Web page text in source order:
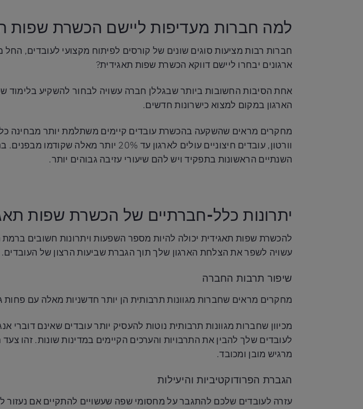
למה חברות מעדיפות ליישם הכשרת שפות
חברות רבות מציעות סוגים שונים של קורסים לפיתוח מקצועי לעובדים,
ארגונים יבחרו ליישם דווקא הכשרת שפות תאגידית?
אחת הסיבות החשובות ביותר שבגללן חברה עשויה לבחור להשקיע בלימוד
הארגון במקום למצוא כישרונות חדשים.
מחקרים מראים שהשקעה בהכשרת עובדים קיימים משתלמת יותר מבחינה
וורטון, עובדים חיצוניים עולים לארגון
השנתיים הראשונות בתפקיד ויש להם שיעורי עזיבה גבוהים יותר.
יתרונות כלל-חברתיים של הכשרת שפות
להכשרת שפות תאגידית יכולה להיות מספר השפעות ויתרונות חשובים
עשויה לשפר את הצלחת הארגון שלך תוך הגברת שביעות הרצון של העובדים.
שיפור תרבות החברה
מחקרים מראים שחברות מגוונות תרבותית הן יותר חדשניות מאלה עם פחות
מכיוון שחברות מגוונות תרבותית נוטות להעסיק יותר עובדים שאינם
לעובדים שלך להבין את התרבויות והערכים הקיימים במדינות שונות. זהו
מרגיש מובן ומכובד.
הגברת הפרודוקטיביות והיעילות
עזרה לעובדים שלכם להתגבר על מחסומי שפה שעשויים להתקיים אם נעזור